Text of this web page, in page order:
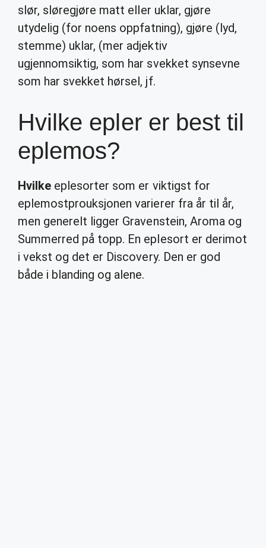
slør, sløregjøre matt eller uklar, gjøre
utydelig (for noens oppfatning), gjøre (lyd,
stemme) uklar, (mer adjektiv
ugjennomsiktig, som har svekket synsevne
som har svekket hørsel, jf.
Hvilke epler er best til
eplemos?
Hvilke eplesorter som er viktigst for
eplemostprouksjonen varierer fra år til år,
men generelt ligger Gravenstein, Aroma og
Summerred på topp. En eplesort er derimot
i vekst og det er Discovery. Den er god
både i blanding og alene.